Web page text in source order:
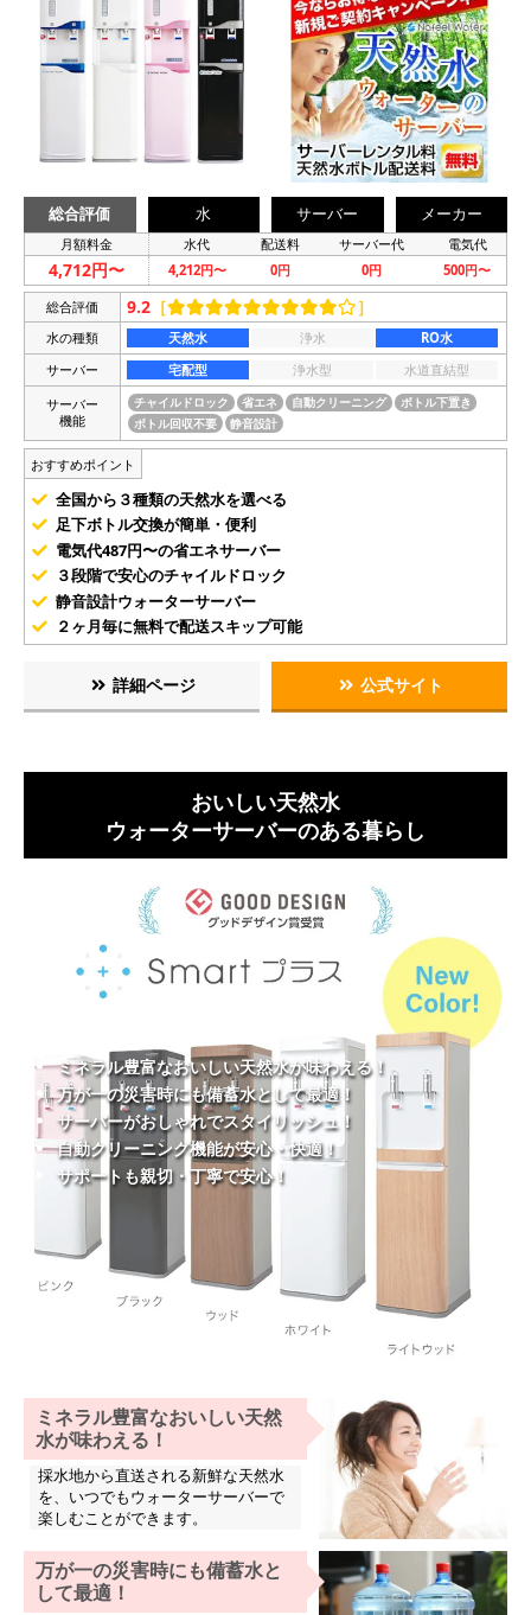
総合評価 水 サーバー メーカー
月額料金 水代 配送料 サーバー代 電気代
4,712円〜 4,212円〜 0円 0円 500円〜
総合評価 9.2 ［ ］
水の種類 天然水 浄水
RO水
サーバー
宅配型 浄水型
水道直結型
サーバー
機能
チャイルドロック 省エネ 自動クリーニング
ボトル下置き
ボトル回収不要
静音設計
おすすめポイント
全国から３種類の天然水を選べる
足下ボトル交換が簡単・便利
電気代487円〜の省エネサーバー
３段階で安心のチャイルドロック
静音設計ウォーターサーバー
２ヶ月毎に無料で配送スキップ可能
詳細ページ 公式サイト
おいしい天然水
ウォーターサーバーのある暮らし
ミネラル豊富なおいしい天然水が味わえる！
万が一の災害時にも備蓄水として最適！
サーバーがおしゃれでスタイリッシュ！
自動クリーニング機能が安心・快適！
サポートも親切・丁寧で安心！
ミネラル豊富なおいしい天然
水が味わえる！
採水地から直送される新鮮な天然水
を、いつでもウォーターサーバーで
楽しむことができます。
万が一の災害時にも備蓄水と
して最適！